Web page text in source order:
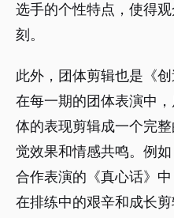
选手的个性特点，使得
刻。
此外，团体剪辑也是《
在每一期的团体表演中
体的表现剪辑成一个完
觉效果和情感共鸣。例
合作表演的《真心话》
在排练中的艰辛和成长